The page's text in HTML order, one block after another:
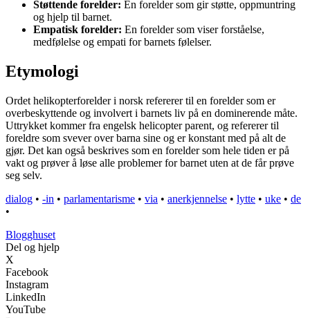
Støttende forelder: En forelder som gir støtte, oppmuntring
og hjelp til barnet.
Empatisk forelder: En forelder som viser forståelse,
medfølelse og empati for barnets følelser.
Etymologi
Ordet helikopterforelder i norsk refererer til en forelder som er
overbeskyttende og involvert i barnets liv på en dominerende måte.
Uttrykket kommer fra engelsk helicopter parent, og refererer til
foreldre som svever over barna sine og er konstant med på alt de
gjør. Det kan også beskrives som en forelder som hele tiden er på
vakt og prøver å løse alle problemer for barnet uten at de får prøve
seg selv.
dialog • -in • parlamentarisme • via • anerkjennelse • lytte • uke • de
•
Blogghuset
Del og hjelp
X
Facebook
Instagram
LinkedIn
YouTube